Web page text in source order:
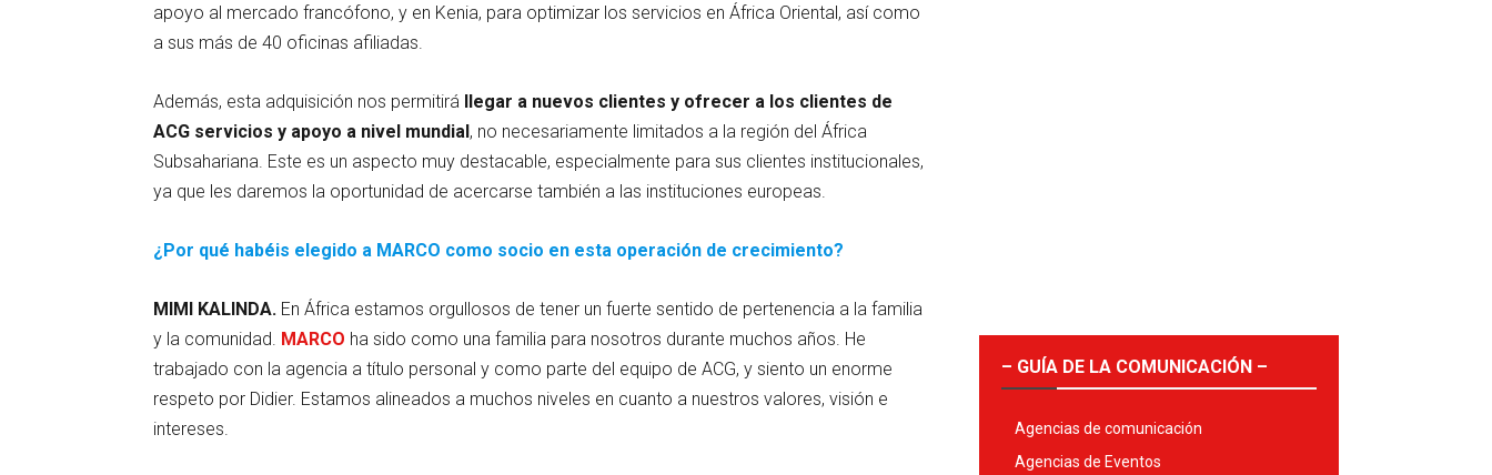
apoyo al mercado francófono, y en Kenia, para optimizar los servicios en África Oriental, así como
a sus más de 40 oficinas afiliadas.
Además, esta adquisición nos permitirá llegar a nuevos clientes y ofrecer a los clientes de
ACG servicios y apoyo a nivel mundial, no necesariamente limitados a la región del África
Subsahariana. Este es un aspecto muy destacable, especialmente para sus clientes institucionales,
ya que les daremos la oportunidad de acercarse también a las instituciones europeas.
¿Por qué habéis elegido a MARCO como socio en esta operación de crecimiento?
MIMI KALINDA. En África estamos orgullosos de tener un fuerte sentido de pertenencia a la familia
y la comunidad. MARCO ha sido como una familia para nosotros durante muchos años. He
trabajado con la agencia a título personal y como parte del equipo de ACG, y siento un enorme
respeto por Didier. Estamos alineados a muchos niveles en cuanto a nuestros valores, visión e
intereses.
– GUÍA DE LA COMUNICACIÓN –
Agencias de comunicación
Agencias de Eventos